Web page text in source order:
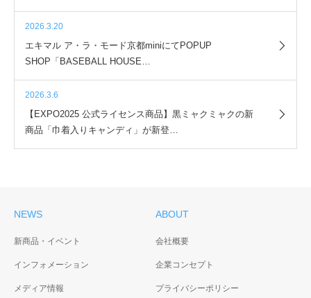
2026.3.20
エキマル ア・ラ・モード京都miniにてPOPUP
SHOP「BASEBALL HOUSE…
2026.3.6
【EXPO2025 公式ライセンス商品】黒ミャクミャクの新
商品「巾着入りキャンディ」が新登…
NEWS
新商品・イベント
インフォメーション
メディア情報
ABOUT
会社概要
企業コンセプト
プライバシーポリシー